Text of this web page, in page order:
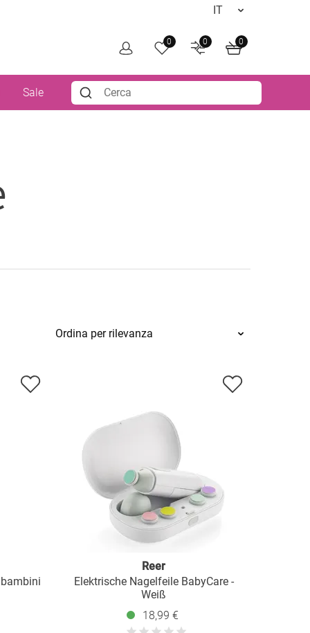
0 0 0
Sale
Reer
Elektrische Nagelfeile BabyCare -
Weiß
18,99 €